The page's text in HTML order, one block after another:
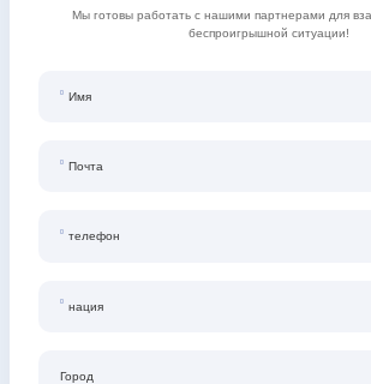
Мы готовы работать с нашими партнерами для
беспроигрышной ситуации!
Имя
Почта
телефон
нация
Город